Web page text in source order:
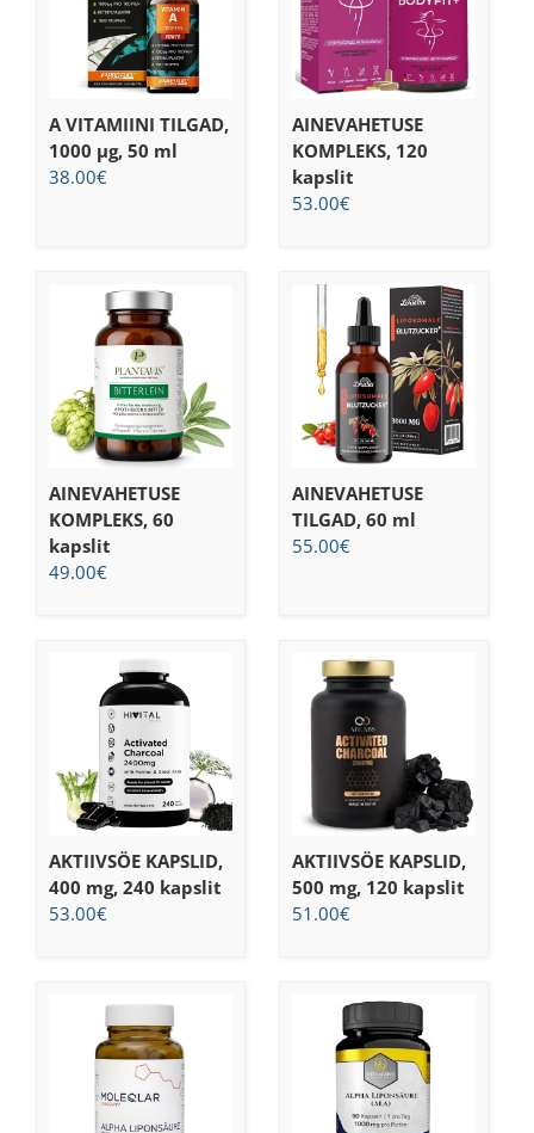
A VITAMIINI TILGAD,
1000 μg, 50 ml
38.00€
AINEVAHETUSE
KOMPLEKS, 120
kapslit
53.00€
AINEVAHETUSE
KOMPLEKS, 60
kapslit
49.00€
AINEVAHETUSE
TILGAD, 60 ml
55.00€
AKTIIVSÖE KAPSLID,
400 mg, 240 kapslit
53.00€
AKTIIVSÖE KAPSLID,
500 mg, 120 kapslit
51.00€